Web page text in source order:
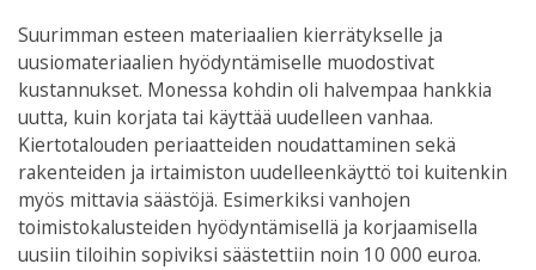
Suurimman esteen materiaalien kierrätykselle ja
uusiomateriaalien hyödyntämiselle muodostivat
kustannukset. Monessa kohdin oli halvempaa hankkia
uutta, kuin korjata tai käyttää uudelleen vanhaa.
Kiertotalouden periaatteiden noudattaminen sekä
rakenteiden ja irtaimiston uudelleenkäyttö toi kuitenkin
myös mittavia säästöjä. Esimerkiksi vanhojen
toimistokalusteiden hyödyntämisellä ja korjaamisella
uusiin tiloihin sopiviksi säästettiin noin 10 000 euroa.